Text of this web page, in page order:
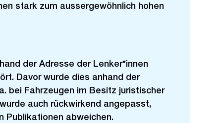
stark zum aussergewöhnlich hohen
der Adresse der Lenker*innen
Davor wurde dies anhand der
bei Fahrzeugen im Besitz juristischer
auch rückwirkend angepasst,
Publikationen abweichen.